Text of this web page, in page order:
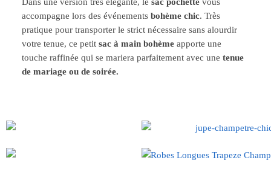
accompagne lors des événementsbohème chic. Très
pratique pour transporter le strict nécessaire sans alourdir
votre tenue, ce petitsac à main bohème apporte une
touche raffinée qui se mariera parfaitement avec unetenue
de mariage ou de soirée.